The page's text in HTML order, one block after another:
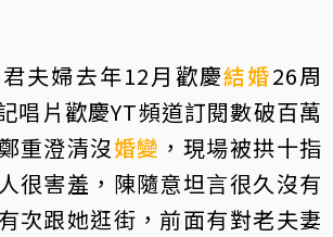
夫婦去年12月歡慶結婚26周
唱片歡慶YT頻道訂閱數破百萬
重澄清沒婚變 ，現場被拱十指
很害羞，陳隨意坦言很久沒有
次跟她逛街，前面有對老夫妻